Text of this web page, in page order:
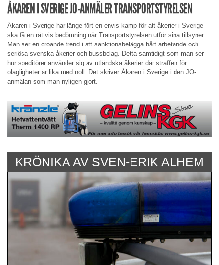
ÅKAREN I SVERIGE JO-ANMÄLER TRANSPORTSTYRELSEN
Åkaren i Sverige har länge fört en envis kamp för att åkerier i Sverige
ska få en rättvis bedömning när Transportstyrelsen utför sina tillsyner.
Man ser en oroande trend i att sanktionsbelägga hårt arbetande och
seriösa svenska åkerier och bussbolag. Detta samtidigt som man ser
hur speditörer använder sig av utländska åkerier där straffen för
olagligheter är lika med noll. Det skriver Åkaren i Sverige i den JO-
anmälan som man nyligen gjort.
KRÖNIKA AV SVEN-ERIK ALHEM